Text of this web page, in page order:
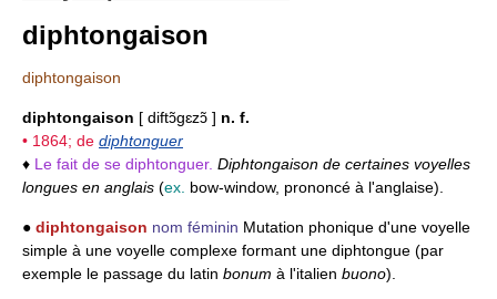
diphtongaison
diphtongaison
diphtongaison [ diftɔ̃gɛzɔ̃ ] n. f.
• 1864; de diphtonguer
♦ Le fait de se diphtonguer. Diphtongaison de certaines voyelles
longues en anglais (ex. bow-window, prononcé à l'anglaise).
● diphtongaison nom féminin Mutation phonique d'une voyelle
simple à une voyelle complexe formant une diphtongue (par
exemple le passage du latin bonum à l'italien buono).